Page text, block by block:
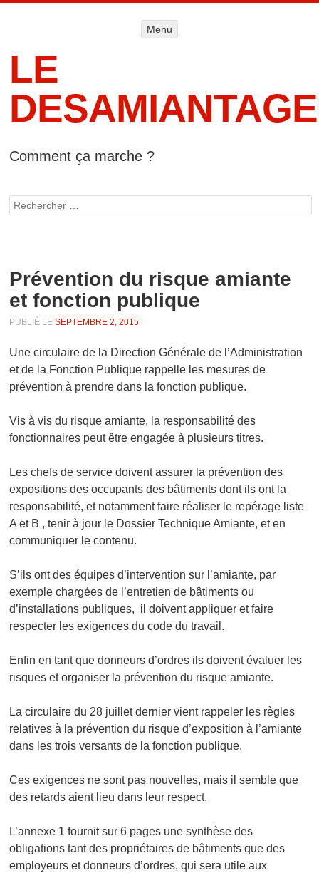
Menu
LE
DESAMIANTAGE
Comment ça marche ?
Rechercher
Prévention du risque amiante
et fonction publique
PUBLIÉ LESEPTEMBRE 2, 2015
Une circulaire de la Direction Générale de l’Administration
et de la Fonction Publique rappelle les mesures de
prévention à prendre dans la fonction publique.
Vis à vis du risque amiante, la responsabilité des
fonctionnaires peut être engagée à plusieurs titres.
Les chefs de service doivent assurer la prévention des
expositions des occupants des bâtiments dont ils ont la
responsabilité, et notamment faire réaliser le repérage liste
A et B , tenir à jour le Dossier Technique Amiante, et en
communiquer le contenu.
S’ils ont des équipes d’intervention sur l’amiante, par
exemple chargées de l’entretien de bâtiments ou
d’installations publiques, il doivent appliquer et faire
respecter les exigences du code du travail.
Enfin en tant que donneurs d’ordres ils doivent évaluer les
risques et organiser la prévention du risque amiante.
La circulaire du 28 juillet dernier vient rappeler les règles
relatives à la prévention du risque d’exposition à l’amiante
dans les trois versants de la fonction publique.
Ces exigences ne sont pas nouvelles, mais il semble que
des retards aient lieu dans leur respect.
L’annexe 1 fournit sur 6 pages une synthèse des
obligations tant des propriétaires de bâtiments que des
employeurs et donneurs d’ordres, qui sera utile aux